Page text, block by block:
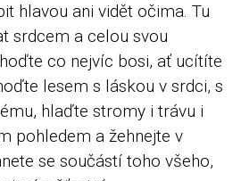
hlavou ani vidět očima. Tu
srdcem a celou svou
co nejvíc bosi, ať ucítíte
lesem s láskou v srdci, s
hlaďte stromy i trávu i
pohledem a žehnejte v
se součástí toho všeho,